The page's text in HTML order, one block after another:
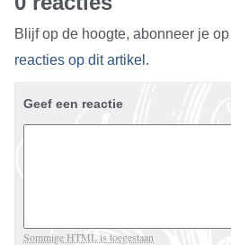
Blijf op de hoogte, abonneer je
reacties op dit artikel .
Geef een reactie
Sommige HTML is toegestaan